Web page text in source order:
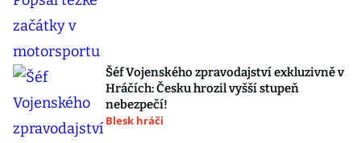
Šéf Vojenského zpravodajství exkluzivně v
Hráčích: Česku hrozil vyšší stupeň
nebezpečí!
Blesk hráči